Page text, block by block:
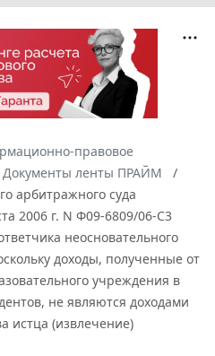
правовое
Документы ленты ПРАЙМ
арбитражного суда
2006 г. N Ф09-6809/06-С3
неосновательного
доходы, полученные от
учреждения в
не являются доходами
истца (извлечение)